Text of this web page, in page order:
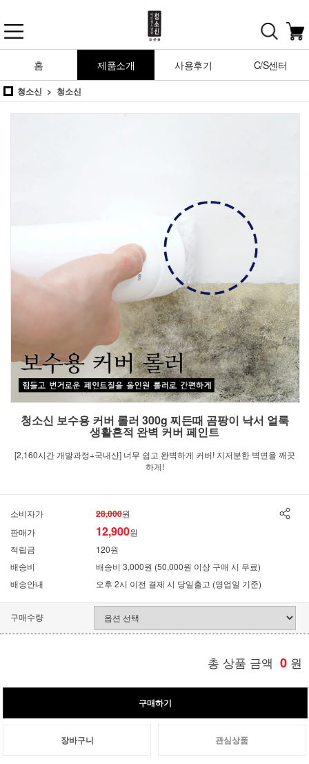
홈 제품소개 사용후기 C/S센터
청소신 청소신
청소신 보수용 커버 롤러 300g 찌든때 곰팡이 낙서 얼룩
생활흔적 완벽 커버 페인트
[2,160시간 개발과정+국내산] 너무 쉽고 완벽하게 커버! 지저분한 벽면을 깨끗
하게!
소비자가 28,000원
판매가
12,900원
적립금
120원
배송비
배송비 3,000원 (50,000원 이상 구매 시 무료)
배송안내
오후 2시 이전 결제 시 당일출고 (영업일 기준)
구매수량
총 상품 금액 0 원
구매하기
장바구니 관심상품